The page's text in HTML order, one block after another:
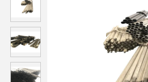
geschweißte Schleifenröhren